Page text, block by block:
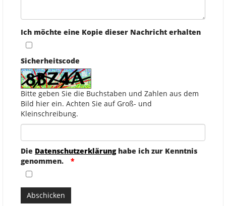
Ich möchte eine Kopie dieser Nachricht erhalten
Sicherheitscode
Bitte geben Sie die Buchstaben und Zahlen aus dem
Bild hier ein. Achten Sie auf Groß- und
Kleinschreibung.
Die Datenschutzerklärunghabe ich zur Kenntnis
genommen.
Abschicken